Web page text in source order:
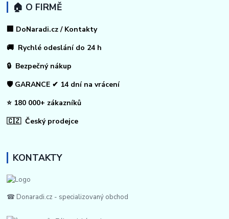
🏠 O FIRMĚ
🏢 DoNaradi.cz / Kontakty
🚚 Rychlé odeslání do 24 h
🔒 Bezpečný nákup
🛡️ GARANCE ✔ 14 dní na vrácení
⭐ 180 000+ zákazníků
🇨🇿 Český prodejce
KONTAKTY
☎ Donaradi.cz - specializovaný obchod